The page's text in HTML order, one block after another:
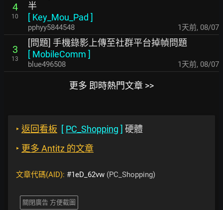
4
10
半
[ Key_Mou_Pad ]
pphyy5844548 1天前, 08/07
3
13
[問題] 手機錄影上傳至社群平台掉幀問題
[ MobileComm ]
blue496508 1天前, 08/07
更多 即時熱門文章 >>
‣ 返回看板 [ PC_Shopping ] 硬體
‣ 更多 Antitz 的文章
文章代碼(AID): #1eD_62vw (PC_Shopping)
關閉廣告 方便截圖